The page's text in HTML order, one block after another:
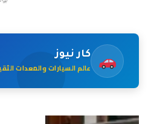
كار نيوز
عالم السيارات والمعدات